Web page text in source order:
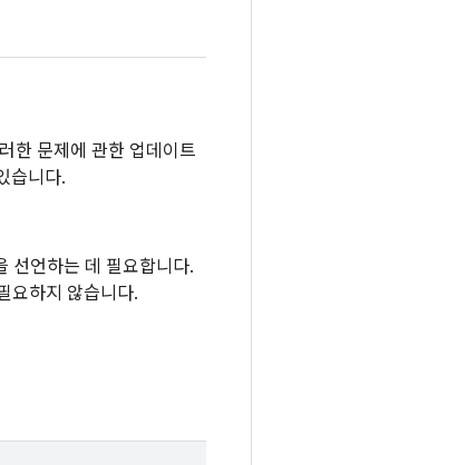
한 문제에 관한 업데이트
습니다.
선언하는 데 필요합니다.
요하지 않습니다.